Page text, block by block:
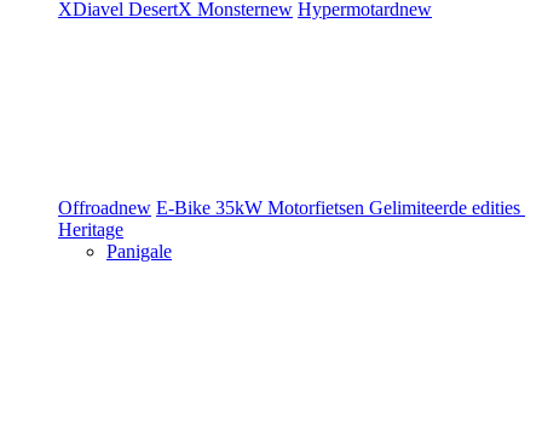
XDiavel DesertX Monsternew Hypermotardnew
Offroadnew E-Bike 35kW Motorfietsen Gelimiteerde edities
Heritage
Panigale